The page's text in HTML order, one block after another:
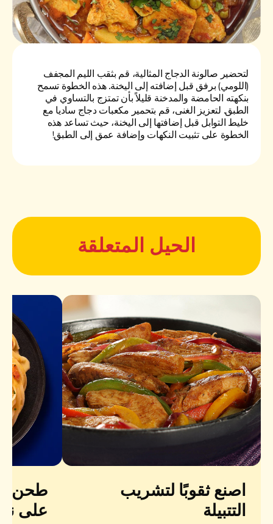
لتحضير صالونة الدجاج المثالية، قم بثقب الليم المجفف
(اللومي) برفق قبل إضافته إلى اليخنة. هذه الخطوة تسمح
بنكهته الحامضة والمدخنة قليلاً بأن تمتزج بالتساوي في
الطبق. لتعزيز الغنى، قم بتحمير مكعبات دجاج ساديا مع
خليط التوابل قبل إضافتها إلى اليخنة، حيث تساعد هذه
الخطوة على تثبيت النكهات وإضافة عمق إلى الطبق!
الحيل المتعلقة
اصنع ثقوبًا لتشريب
التتبيلة
طحن
على